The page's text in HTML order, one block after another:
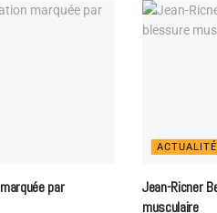
par
Jean-Ricner
musculaire